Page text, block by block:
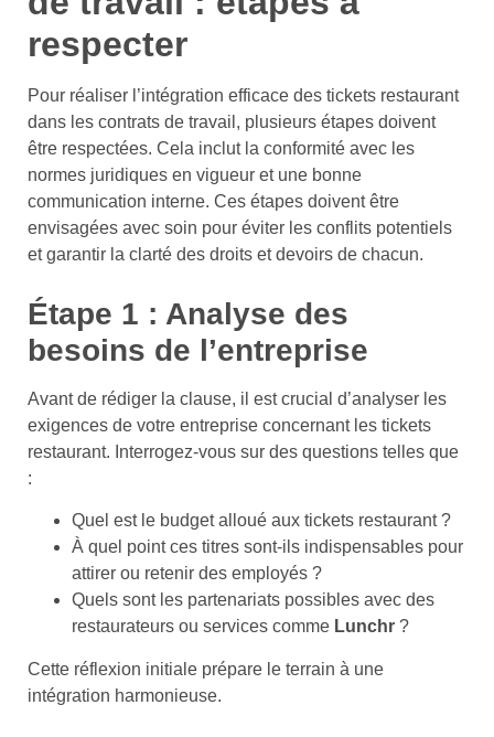
respecter
Pour réaliser l’intégration efficace des tickets restaurant
dans les contrats de travail, plusieurs étapes doivent
être respectées. Cela inclut la conformité avec les
normes juridiques en vigueur et une bonne
communication interne. Ces étapes doivent être
envisagées avec soin pour éviter les conflits potentiels
et garantir la clarté des droits et devoirs de chacun.
Étape 1 : Analyse des
besoins de l’entreprise
Avant de rédiger la clause, il est crucial d’analyser les
exigences de votre entreprise concernant les tickets
restaurant. Interrogez-vous sur des questions telles que
:
Quel est le budget alloué aux tickets restaurant ?
À quel point ces titres sont-ils indispensables pour
attirer ou retenir des employés ?
Quels sont les partenariats possibles avec des
restaurateurs ou services comme Lunchr ?
Cette réflexion initiale prépare le terrain à une
intégration harmonieuse.